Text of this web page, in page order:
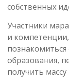
собственных
Участники
и
образования,
получить